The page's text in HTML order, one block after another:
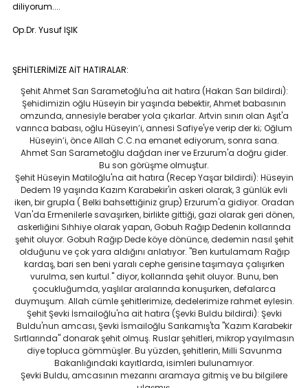
diliyorum....
Op.Dr. Yusuf IŞIK
ŞEHİTLERİMİZE AİT HATIRALAR:
Şehit Ahmet Sarı Sarametoğlu'na ait hatıra (Hakan Sarı bildirdi):
Şehidimizin oğlu Hüseyin bir yaşında bebektir, Ahmet babasının
omzunda, annesiyle beraber yola çıkarlar. Artvin sınırı olan Aşıt'a
varınca babası, oğlu Hüseyin’i, annesi Safiye'ye verip der ki; Oğlum
Hüseyin’i, önce Allah C.C.na emanet ediyorum, sonra sana.
Ahmet Sarı Sarametoğlu dağdan iner ve Erzurum'a doğru gider.
Bu son görüşme olmuştur.
Şehit Hüseyin Matiloğlu'na ait hatıra (Recep Yaşar bildirdi): Hüseyin
Dedem 19 yaşında Kazım Karabekir'in askeri olarak, 3 günlük evli
iken, bir grupla ( Belki bahsettiğiniz grup) Erzurum'a gidiyor. Oradan
Van'da Ermenilerle savaşırken, birlikte gittiği, gazi olarak geri dönen,
askerliğini Sıhhiye olarak yapan, Gobuh Rağıp Dedenin kollarında
şehit oluyor. Gobuh Rağıp Dede köye dönünce, dedemin nasıl şehit
olduğunu ve çok yara aldığını anlatıyor. ''Ben kurtulamam Rağıp
kardaş, bari sen beni yaralı cephe gerisine taşımaya çalışırken
vurulma, sen kurtul.'' diyor, kollarında şehit oluyor. Bunu, ben
çocukluğumda, yaşlılar aralarında konuşurken, defalarca
duymuşum. Allah cümle şehitlerimize, dedelerimize rahmet eylesin.
Şehit Şevki İsmailoğlu'na ait hatıra (Şevki Buldu bildirdi): Şevki
Buldu'nun amcası, Şevki İsmailoğlu Sarıkamış'ta ''Kazım Karabekir
Sırtlarında'' donarak şehit olmuş. Ruslar şehitleri, mikrop yayılmasın
diye topluca gömmüşler. Bu yüzden, şehitlerin, Milli Savunma
Bakanlığındaki kayıtlarda, isimleri bulunamıyor.
Şevki Buldu, amcasının mezarını aramaya gitmiş ve bu bilgilere